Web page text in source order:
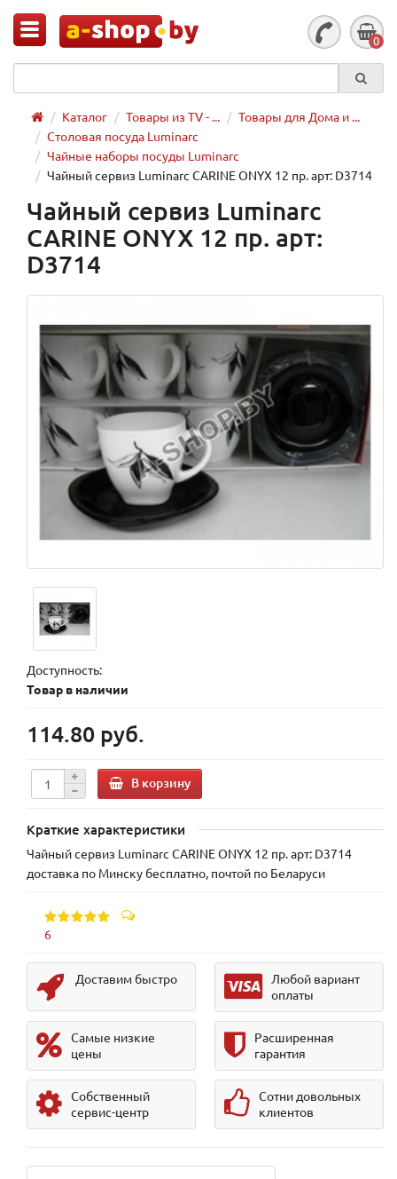
0
Каталог Товары из TV - ...
Товары для Дома и ...
Столовая посуда Luminarc
Чайные наборы посуды Luminarc
Чайный сервиз Luminarc CARINE ONYX 12 пр. арт: D3714
Чайный сервиз Luminarc
CARINE ONYX 12 пр. арт:
D3714
Доступность:
Товар в наличии
114.80 руб.
В корзину
Краткие характеристики
Чайный сервиз Luminarc CARINE ONYX 12 пр. арт: D3714
доставка по Минску бесплатно, почтой по Беларуси
6
Доставим быстро
Любой вариант
оплаты
Самые низкие
цены
Расширенная
гарантия
Собственный
сервис-центр
Сотни довольных
клиентов